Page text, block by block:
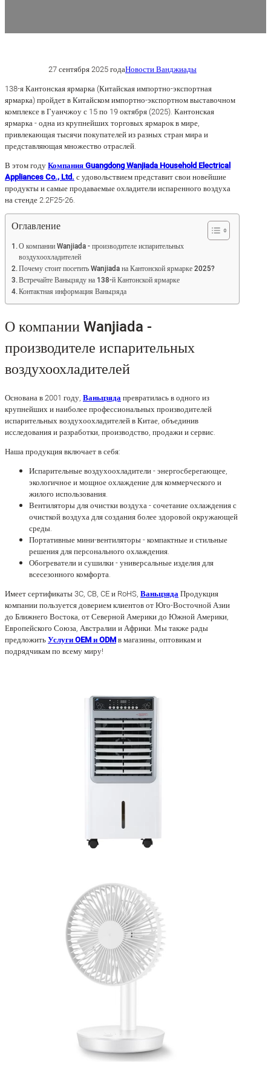
27 сентября 2025 годаНовости Ванджиады
138-я Кантонская ярмарка (Китайская импортно-экспортная
ярмарка) пройдет в Китайском импортно-экспортном выставочном
комплексе в Гуанчжоу с 15 по 19 октября (2025). Кантонская
ярмарка - одна из крупнейших торговых ярмарок в мире,
привлекающая тысячи покупателей из разных стран мира и
представляющая множество отраслей.
В этом годуКомпания Guangdong Wanjiada Household Electrical
Appliances Co., Ltd.с удовольствием представит свои новейшие
продукты и самые продаваемые охладители испаренного воздуха
на стенде 2.2F25-26.
Оглавление
О компании Wanjiada - производителе испарительных
воздухоохладителей
Почему стоит посетить Wanjiada на Кантонской ярмарке 2025?
Встречайте Ваньцзяду на 138-й Кантонской ярмарке
Контактная информация Ваньцзяда
О компании Wanjiada -
производителе испарительных
воздухоохладителей
Основана в 2001 году, Ваньцзядапревратилась в одного из
крупнейших и наиболее профессиональных производителей
испарительных воздухоохладителей в Китае, объединив
исследования и разработки, производство, продажи и сервис.
Наша продукция включает в себя:
Испарительные воздухоохладители - энергосберегающее,
экологичное и мощное охлаждение для коммерческого и
жилого использования.
Вентиляторы для очистки воздуха - сочетание охлаждения с
очисткой воздуха для создания более здоровой окружающей
среды.
Портативные мини-вентиляторы - компактные и стильные
решения для персонального охлаждения.
Обогреватели и сушилки - универсальные изделия для
всесезонного комфорта.
Имеет сертификаты 3C, CB, CE и RoHS, ВаньцзядаПродукция
компании пользуется доверием клиентов от Юго-Восточной Азии
до Ближнего Востока, от Северной Америки до Южной Америки,
Европейского Союза, Австралии и Африки. Мы также рады
предложитьУслуги OEM и ODMв магазины, оптовикам и
подрядчикам по всему миру!